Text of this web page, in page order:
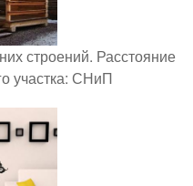
строений. Расстояние
участка: СНиП